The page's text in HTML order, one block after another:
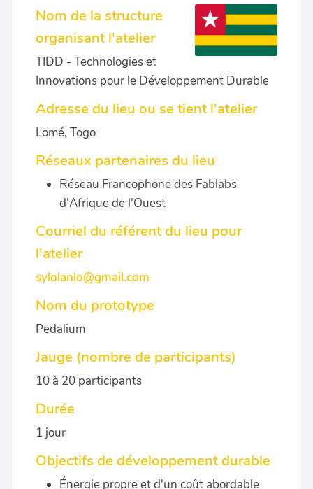
Nom de la structure
organisant l'atelier
TIDD - Technologies et
Innovations pour le Développement Durable
Adresse du lieu ou se tient l'atelier
Lomé, Togo
Réseaux partenaires du lieu
Réseau Francophone des Fablabs
d'Afrique de l'Ouest
Courriel du référent du lieu pour
l'atelier
sylolanlo@gmail.com
Nom du prototype
Pedalium
Jauge (nombre de participants)
10 à 20 participants
Durée
1 jour
Objectifs de développement durable
Énergie propre et d'un coût abordable